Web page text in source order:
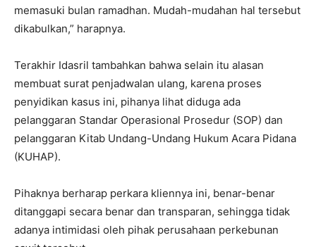
memasuki bulan ramadhan. Mudah-mudahan hal tersebut
dikabulkan,” harapnya.
Terakhir Idasril tambahkan bahwa selain itu alasan
membuat surat penjadwalan ulang, karena proses
penyidikan kasus ini, pihanya lihat diduga ada
pelanggaran Standar Operasional Prosedur (SOP) dan
pelanggaran Kitab Undang-Undang Hukum Acara Pidana
(KUHAP).
Pihaknya berharap perkara kliennya ini, benar-benar
ditanggapi secara benar dan transparan, sehingga tidak
adanya intimidasi oleh pihak perusahaan perkebunan